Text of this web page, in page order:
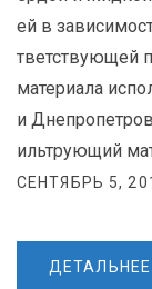
ей в
тветствующей
материала
и
ильтрующий
СЕНТЯБРЬ 5,
ДЕТАЛЬНЕЕ